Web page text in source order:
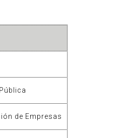
de Empresas